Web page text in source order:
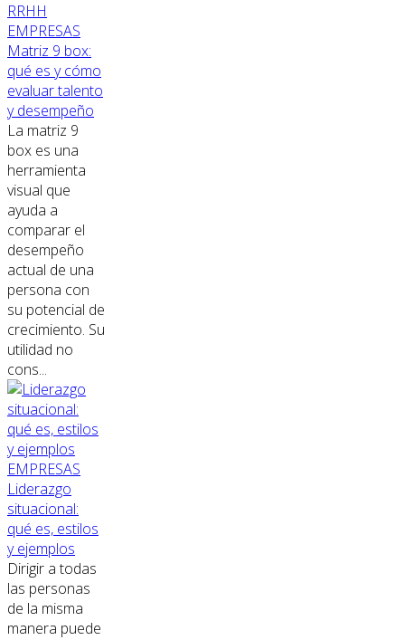
RRHH
EMPRESAS
Matriz 9 box:
qué es y cómo
evaluar talento
y desempeño
La matriz 9
box es una
herramienta
visual que
ayuda a
comparar el
desempeño
actual de una
persona con
su potencial de
crecimiento. Su
utilidad no
cons...
EMPRESAS
Liderazgo
situacional:
qué es, estilos
y ejemplos
Dirigir a todas
las personas
de la misma
manera puede